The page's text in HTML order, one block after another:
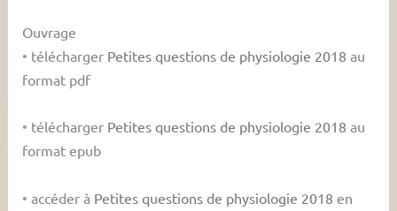
Ouvrage
• télécharger Petites questions de physiologie 2018 au
format pdf
• télécharger Petites questions de physiologie 2018 au
format epub
• accéder à Petites questions de physiologie 2018 en